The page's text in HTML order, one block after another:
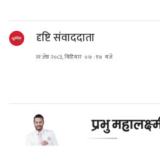
दृष्टि संवाददाता
२१ जेष्ठ २०८३, बिहिबार ०७ : १७ बजे